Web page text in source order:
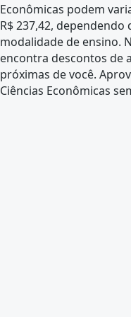
Econômicas podem
R$ 237,42,
modalidade de ensino.
encontra descontos de
próximas de você.
Ciências Econômicas